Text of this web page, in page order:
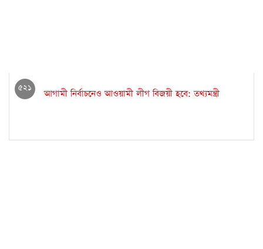
৫২১ আগামী নির্বাচনেও আওয়ামী লীগ বিজয়ী হবে: তথ্যমন্ত্রী